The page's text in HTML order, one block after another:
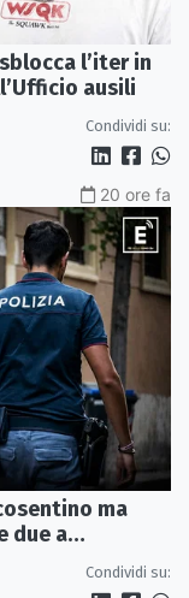
l’iter in
ausili
Condividi su:
20 ore fa
ma
due a
Condividi su: